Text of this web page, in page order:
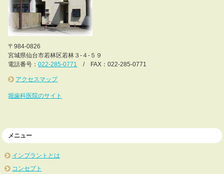
〒984-0826
宮城県仙台市若林区若林３-４-５９
電話番号：022-285-0771 / FAX：022-285-0771
アクセスマップ
堀歯科医院のサイト
メニュー
インプラントとは
コンセプト